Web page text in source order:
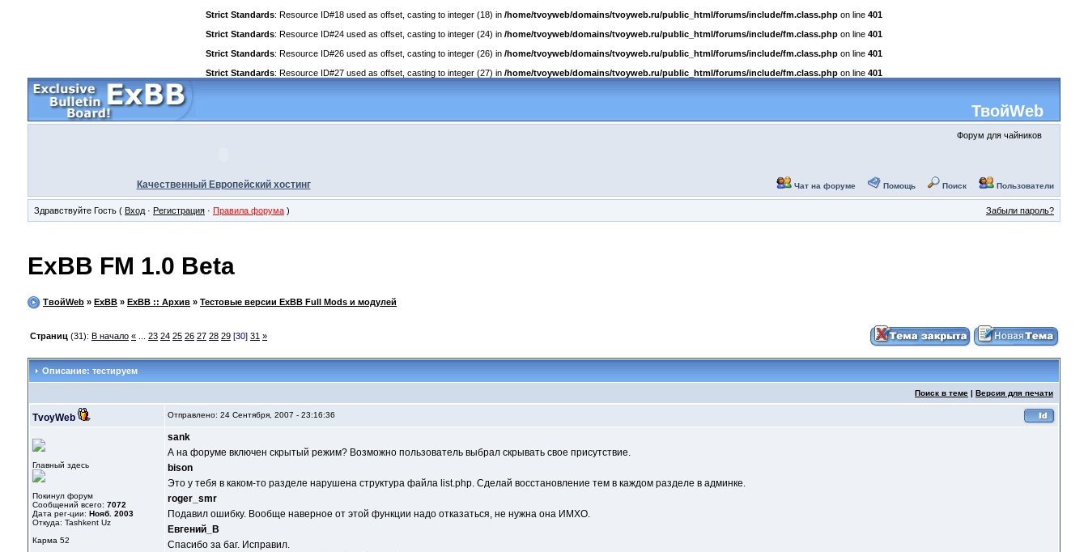
Strict Standards: Resource ID#18 used as offset, casting to integer (18) in /home/tvoyweb/domains/tvoyweb.ru/public_html/forums/include/fm.class.php on line 401
Strict Standards: Resource ID#24 used as offset, casting to integer (24) in /home/tvoyweb/domains/tvoyweb.ru/public_html/forums/include/fm.class.php on line 401
Strict Standards: Resource ID#26 used as offset, casting to integer (26) in /home/tvoyweb/domains/tvoyweb.ru/public_html/forums/include/fm.class.php on line 401
Strict Standards: Resource ID#27 used as offset, casting to integer (27) in /home/tvoyweb/domains/tvoyweb.ru/public_html/forums/include/fm.class.php on line 401
ТвойWeb
Качественный Европейский хостинг
Форум для чайников
Чат на форуме Помощь Поиск Пользователи
Здравствуйте Гость ( Вход · Регистрация · Правила форума ) Забыли пароль?
ExBB FM 1.0 Beta
ТвойWeb » ExBB » ExBB :: Архив » Тестовые версии ExBB Full Mods и модулей
Страниц (31): В начало « 23 24 25 26 27 28 29 [30] 31 »
Описание: тестируем
Поиск в теме | Версия для печати
TvoyWeb Отправлено: 24 Сентября, 2007 - 23:16:36
Главный здесь
Покинул форум
Сообщений всего: 7072
Дата рег-ции: Нояб. 2003
Откуда: Tashkent Uz
Карма 52
sank
А на форуме включен скрытый режим? Возможно пользователь выбрал скрывать свое присутствие.
bison
Это у тебя в каком-то разделе нарушена структура файла list.php. Сделай восстановление тем в каждом разделе в админке.
roger_smr
Подавил ошибку. Вообще наверное от этой функции надо отказаться, не нужна она ИМХО.
Евгений_В
Спасибо за баг. Исправил.